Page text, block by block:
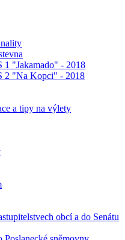
1 "Jakamado" - 2018
2 "Na Kopci" - 2018
a tipy na výlety
obcí a do Senátu